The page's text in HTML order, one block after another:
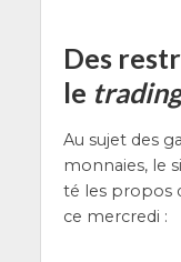
Des
le trading
Au sujet des
mon­naies, le
té les pro­pos
ce mercredi :